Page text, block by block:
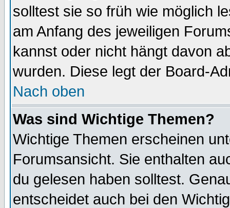
solltest sie so früh wie möglich
am Anfang des jeweiligen
kannst oder nicht hängt davon
wurden. Diese legt der Board-
Nach oben
Was sind Wichtige Themen?
Wichtige Themen erscheinen
Forumsansicht. Sie enthalten
du gelesen haben solltest.
entscheidet auch bei den